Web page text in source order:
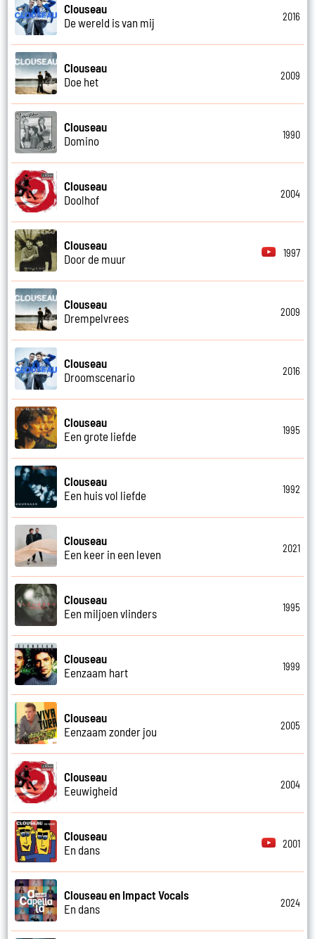
Clouseau
De wereld is van mij
2016
Clouseau
Doe het
2009
Clouseau
Domino
1990
Clouseau
Doolhof
2004
Clouseau
Door de muur
1997
Clouseau
Drempelvrees
2009
Clouseau
Droomscenario
2016
Clouseau
Een grote liefde
1995
Clouseau
Een huis vol liefde
1992
Clouseau
Een keer in een leven
2021
Clouseau
Een miljoen vlinders
1995
Clouseau
Eenzaam hart
1999
Clouseau
Eenzaam zonder jou
2005
Clouseau
Eeuwigheid
2004
Clouseau
En dans
2001
Clouseau en Impact Vocals
En dans
2024